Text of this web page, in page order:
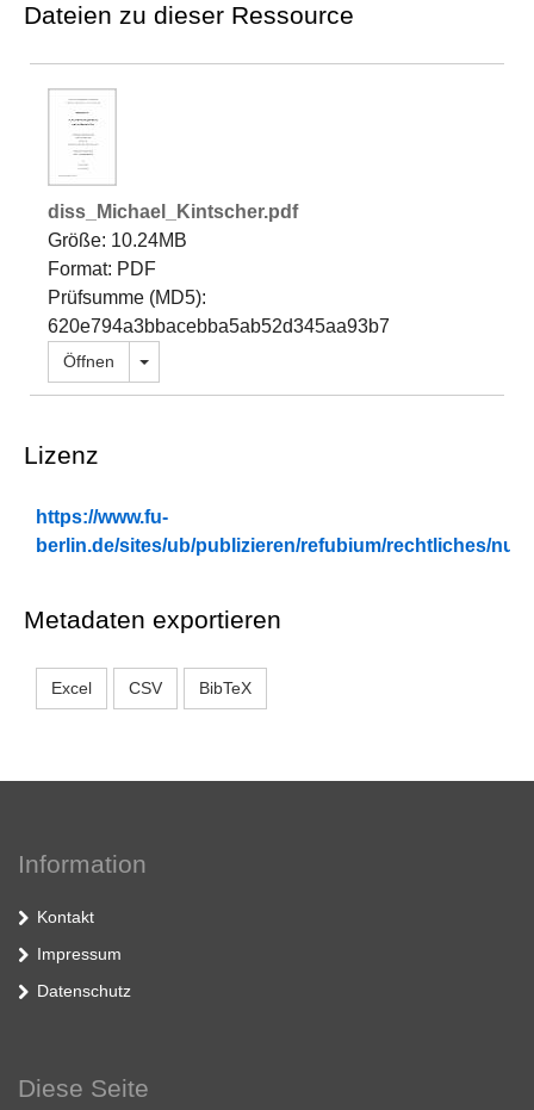
Dateien zu dieser Ressource
diss_Michael_Kintscher.pdf
Größe: 10.24MB
Format: PDF
Prüfsumme (MD5):
620e794a3bbacebba5ab52d345aa93b7
Öffnen Dropdown öffnen
Lizenz
https://www.fu-
berlin.de/sites/ub/publizieren/refubium/rechtliches/
Metadaten exportieren
Excel CSV BibTeX
Information
Kontakt
Impressum
Datenschutz
Diese Seite